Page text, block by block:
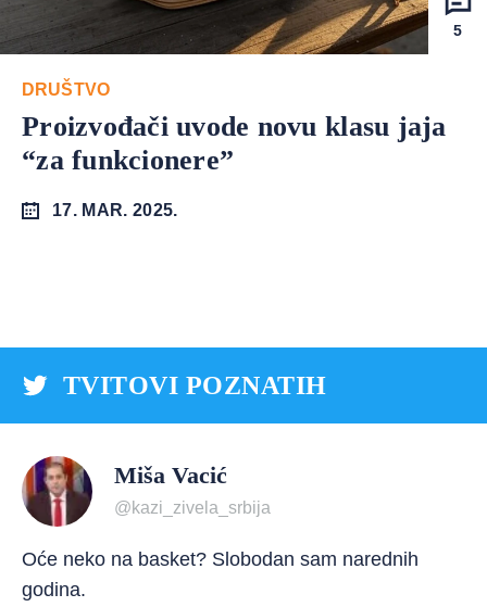
5
DRUŠTVO
Proizvođači uvode novu klasu jaja
“za funkcionere”
17. MAR. 2025.
TVITOVI POZNATIH
Miša Vacić
@kazi_zivela_srbija
Oće neko na basket? Slobodan sam narednih
godina.